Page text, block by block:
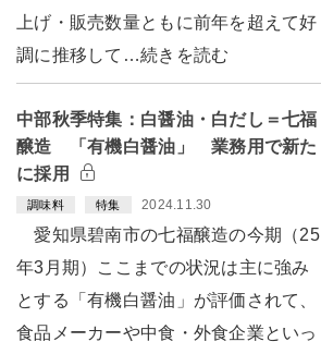
上げ・販売数量ともに前年を超えて好
調に推移して…続きを読む
中部秋季特集：白醤油・白だし＝七福
醸造 「有機白醤油」 業務用で新た
に採用
調味料 特集 2024.11.30
愛知県碧南市の七福醸造の今期（25
年3月期）ここまでの状況は主に強み
とする「有機白醤油」が評価されて、
食品メーカーや中食・外食企業といっ